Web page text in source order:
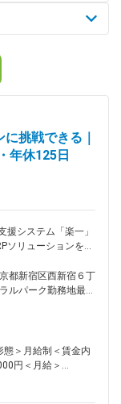
挑戦できる｜
年休125日
システム「楽一」
ソリューションを提
ラウド時代に対応し
ッション
ること。DX（業務
）・AX（AI活用）
な業務
ートし、徐々に商
都新宿区西新宿６丁
態＞月給制＜賃金内
円＜月給＞